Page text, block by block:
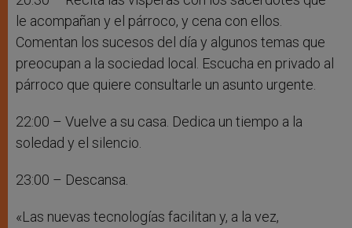
le acompañan y el párroco, y cena con ellos.
Comentan los sucesos del día y algunos temas que
preocupan a la sociedad local. Escucha en privado al
párroco que quiere consultarle un asunto urgente.
22:00 – Vuelve a su casa. Dedica un tiempo a la
soledad y el silencio.
23:00 – Descansa.
«Las nuevas tecnologías facilitan y, a la vez,